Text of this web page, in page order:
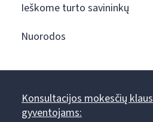
Ieškome turto savininkų
Nuorodos
Konsultacijos mokesčių
gyventojams: